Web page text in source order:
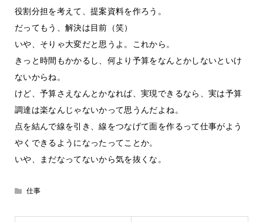
役割分担を考えて、提案資料を作ろう。
だってもう、解決は目前（笑）
いや、そりゃ大変だと思うよ。これから。
きっと時間もかかるし、何より予算をなんとかしないといけ
ないからね。
けど、予算さえなんとかなれば、実現できるなら、実は予算
調達は楽なんじゃないかって思うんだよね。
点を結んで線を引き、線をつなげて面を作るって仕事がよう
やくできるようになったってことか。
いや、まだなってないから気を抜くな。
仕事